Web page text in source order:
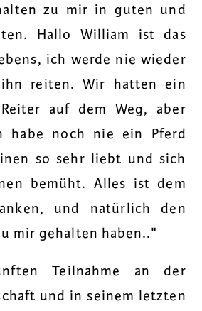
zu mir in guten und
Hallo William ist das
ich werde nie wieder
reiten. Wir hatten ein
auf dem Weg, aber
habe noch nie ein Pferd
so sehr liebt und sich
bemüht. Alles ist dem
und natürlich den
mir gehalten haben.."
Teilnahme an der
und in seinem letzten